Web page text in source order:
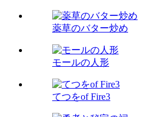
薬草のバター炒め
モールの人形
てつをof Fire3